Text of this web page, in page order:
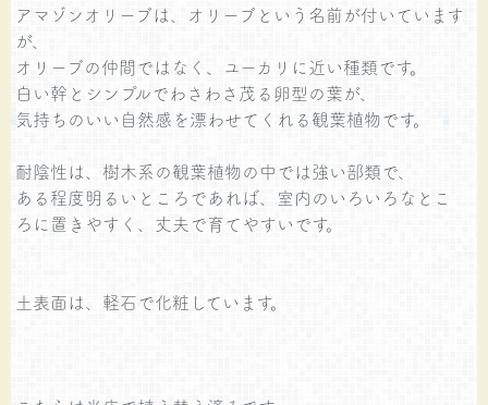
アマゾンオリーブは、オリーブという名前が付いています
が、
オリーブの仲間ではなく、ユーカリに近い種類です。
白い幹とシンプルでわさわさ茂る卵型の葉が、
気持ちのいい自然感を漂わせてくれる観葉植物です。
耐陰性は、樹木系の観葉植物の中では強い部類で、
ある程度明るいところであれば、室内のいろいろなとこ
ろに置きやすく、丈夫で育てやすいです。
土表面は、軽石で化粧しています。